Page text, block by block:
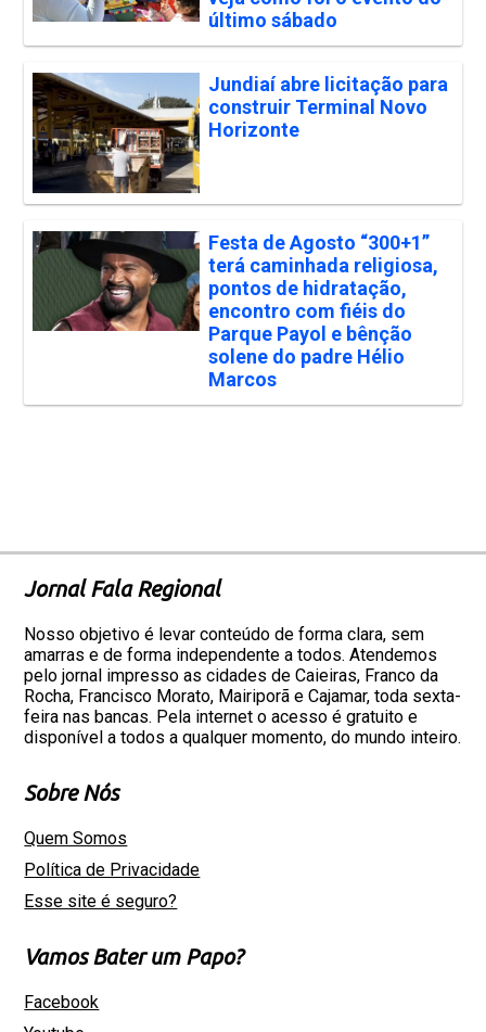
último sábado
Jundiaí abre licitação para
construir Terminal Novo
Horizonte
Festa de Agosto “300+1”
terá caminhada religiosa,
pontos de hidratação,
encontro com fiéis do
Parque Payol e bênção
solene do padre Hélio
Marcos
Jornal Fala Regional
Nosso objetivo é levar conteúdo de forma clara, sem
amarras e de forma independente a todos. Atendemos
pelo jornal impresso as cidades de Caieiras, Franco da
Rocha, Francisco Morato, Mairiporã e Cajamar, toda sexta-
feira nas bancas. Pela internet o acesso é gratuito e
disponível a todos a qualquer momento, do mundo inteiro.
Sobre Nós
Quem Somos
Política de Privacidade
Esse site é seguro?
Vamos Bater um Papo?
Facebook